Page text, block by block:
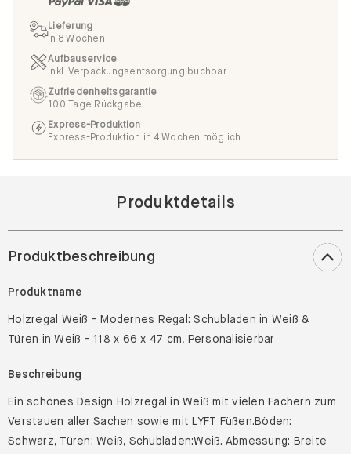
Lieferung
in 8 Wochen
Aufbauservice
inkl. Verpackungsentsorgung buchbar
Zufriedenheitsgarantie
100 Tage Rückgabe
Express-Produktion
Express-Produktion in 4 Wochen möglich
Produktdetails
Produktbeschreibung
Produktname
Holzregal Weiß - Modernes Regal: Schubladen in Weiß &
Türen in Weiß - 118 x 66 x 47 cm, Personalisierbar
Beschreibung
Ein schönes Design Holzregal in Weiß mit vielen Fächern zum
Verstauen aller Sachen sowie mit LYFT Füßen.Böden:
Schwarz, Türen: Weiß, Schubladen:Weiß. Abmessung: Breite